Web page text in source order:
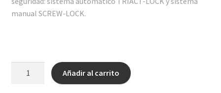
manual SCREW-LOCK.
Añadir al carrito